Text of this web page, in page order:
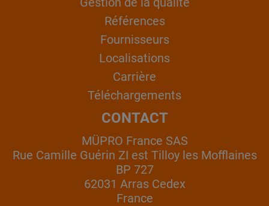
Références
Fournisseurs
Localisations
Carrière
Téléchargements
CONTACT
MÜPRO France SAS
Rue Camille Guérin ZI est Tilloy les Mofflaines
BP 727
62031 Arras Cedex
France